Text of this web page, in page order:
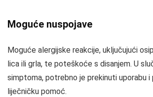
Moguće nuspojave
Moguće alergijske reakcije, uključujući
lica ili grla, te poteškoće s disanjem. U
simptoma, potrebno je prekinuti uporabu
liječničku pomoć.